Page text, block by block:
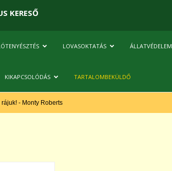
KERESŐ
LOVASOKTATÁS ÁLLATVÉDELEM
KIKAPCSOLÓDÁS TARTALOMBEKÜLDŐ
- Monty Roberts